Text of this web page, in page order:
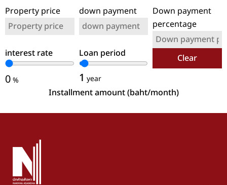
Property price down payment
Down payment
percentage
interest rate
0%
Loan period
1 year
Clear
Installment amount (baht/month)